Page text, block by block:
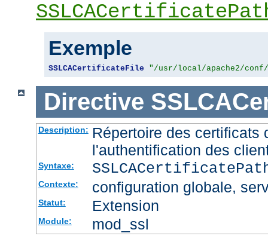
Exemple
SSLCACertificateFile "/usr/local/apache2/
Directive
Description: Répertoire des certificats
l'authentification des
Syntaxe:
Contexte: configuration globale,
Statut: Extension
Module: mod_ssl